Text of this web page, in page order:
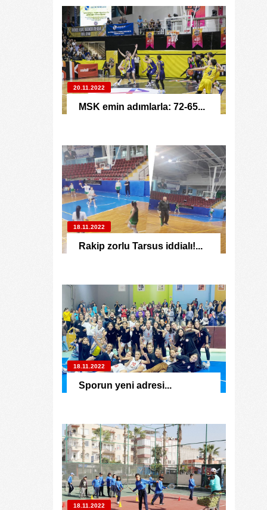
20.11.2022
MSK emin adımlarla: 72-65...
18.11.2022
Rakip zorlu Tarsus iddialı!...
18.11.2022
Sporun yeni adresi...
18.11.2022